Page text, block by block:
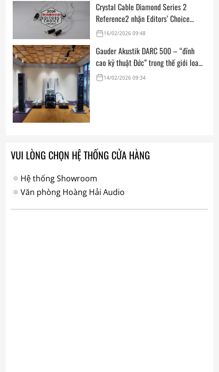
Crystal Cable Diamond Series 2
Reference2 nhận Editors’ Choice
Award: Dedicated Audio 2026 từ The
16/02/2026 09:48
Gauder Akustik DARC 500 – “đỉnh
cao kỹ thuật Đức” trong thế giới loa
hi-end tham chiếu
14/02/2026 09:34
VUI LÒNG CHỌN HỆ THỐNG CỬA HÀNG
Hệ thống Showroom
Văn phòng Hoàng Hải Audio